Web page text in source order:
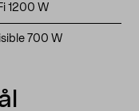
1200 W
700 W